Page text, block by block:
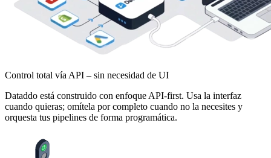
Control total vía API – sin necesidad de UI
Dataddo está construido con enfoque API-first. Usa la interfaz
cuando quieras; omítela por completo cuando no la necesites y
orquesta tus pipelines de forma programática.